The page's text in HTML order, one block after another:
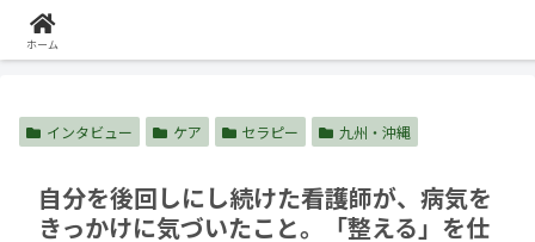
ホーム
インタビュー ケア セラピー 九州・沖縄
自分を後回しにし続けた看護師が、病気を
きっかけに気づいたこと。「整える」を仕
ホーム